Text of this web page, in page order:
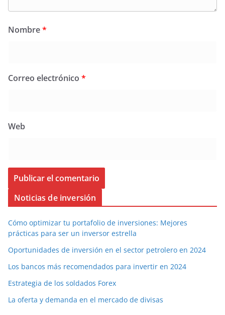
Nombre*
Correo electrónico *
Web
Noticias de inversión
Cómo optimizar tu portafolio de inversiones: Mejores
prácticas para ser un inversor estrella
Oportunidades de inversión en el sector petrolero en 2024
Los bancos más recomendados para invertir en 2024
Estrategia de los soldados Forex
La oferta y demanda en el mercado de divisas